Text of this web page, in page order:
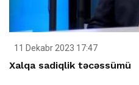
11 Dekabr 2023 17:47
Xalqa sadiqlik təcəssümü